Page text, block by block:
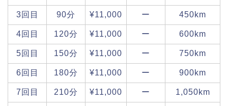
3回目 90分 ¥11,000 ー 450km
4回目 120分 ¥11,000 ー 600km
5回目 150分 ¥11,000 ー 750km
6回目 180分 ¥11,000 ー 900km
7回目 210分 ¥11,000 ー 1,050km